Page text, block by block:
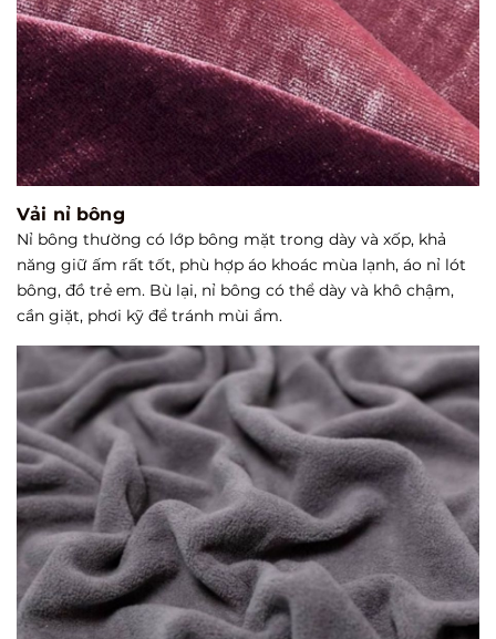
Vải nỉ bông
Nỉ bông thường có lớp bông mặt trong dày và xốp, khả
năng giữ ấm rất tốt, phù hợp áo khoác mùa lạnh, áo nỉ lót
bông, đồ trẻ em. Bù lại, nỉ bông có thể dày và khô chậm,
cần giặt, phơi kỹ để tránh mùi ẩm.